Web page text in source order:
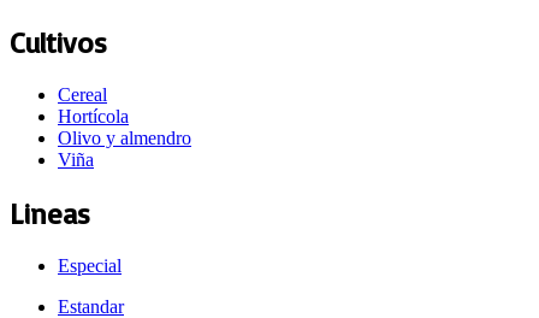
Cultivos
Cereal
Hortícola
Olivo y almendro
Viña
Lineas
Especial
Estandar